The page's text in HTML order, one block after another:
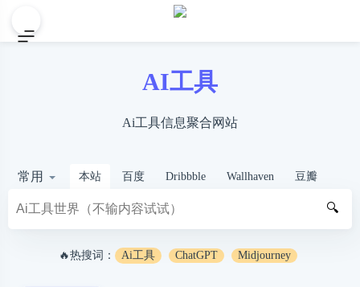
AI工具
Ai工具信息聚合网站
常用 本站 百度 Dribbble Wallhaven 豆瓣
🔍
🔥热搜词： Ai工具 ChatGPT Midjourney